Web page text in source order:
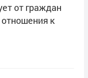
от граждан
к